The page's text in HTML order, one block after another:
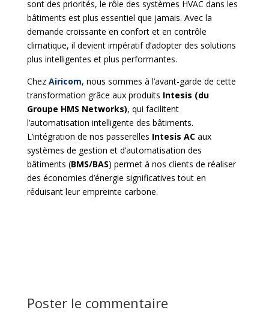
sont des priorités, le rôle des systèmes HVAC dans les
bâtiments est plus essentiel que jamais. Avec la
demande croissante en confort et en contrôle
climatique, il devient impératif d’adopter des solutions
plus intelligentes et plus performantes.
Chez Airicom, nous sommes à l’avant-garde de cette
transformation grâce aux produits Intesis (du
Groupe HMS Networks), qui facilitent
l’automatisation intelligente des bâtiments.
L’intégration de nos passerelles Intesis ACaux
systèmes de gestion et d’automatisation des
bâtiments (BMS/BAS) permet à nos clients de réaliser
des économies d’énergie significatives tout en
réduisant leur empreinte carbone.
Poster le commentaire